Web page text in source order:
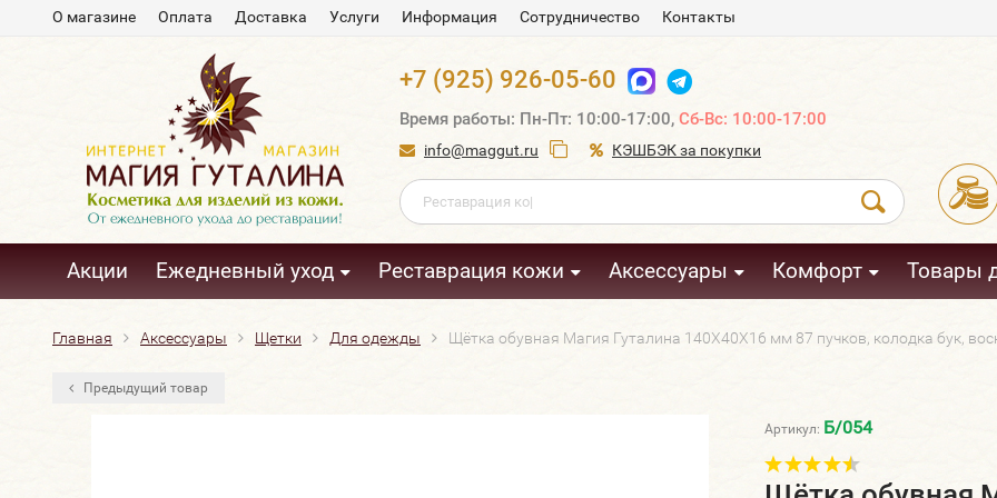
О магазине Оплата Доставка Услуги Информация Сотрудничество Контакты
+7 (925) 926-05-60
Время работы: Пн-Пт: 10:00-17:00, Сб-Вс: 10:00-17:00
info@maggut.ru КЭШБЭК за покупки
Акции Ежедневный уход Реставрация кожи Аксессуары Комфорт Товары
Главная Аксессуары Щетки Для одежды Щётка обувная Магия Гуталина 140Х40Х16 мм 87 пучков, колодка бук,
Предыдущий товар
Артикул: Б/054